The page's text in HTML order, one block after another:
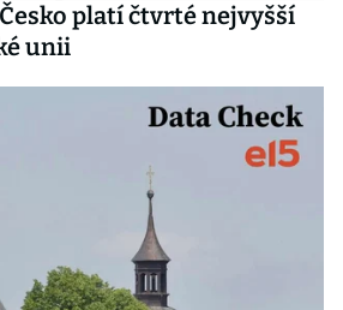
platí čtvrté nejvyšší
unii